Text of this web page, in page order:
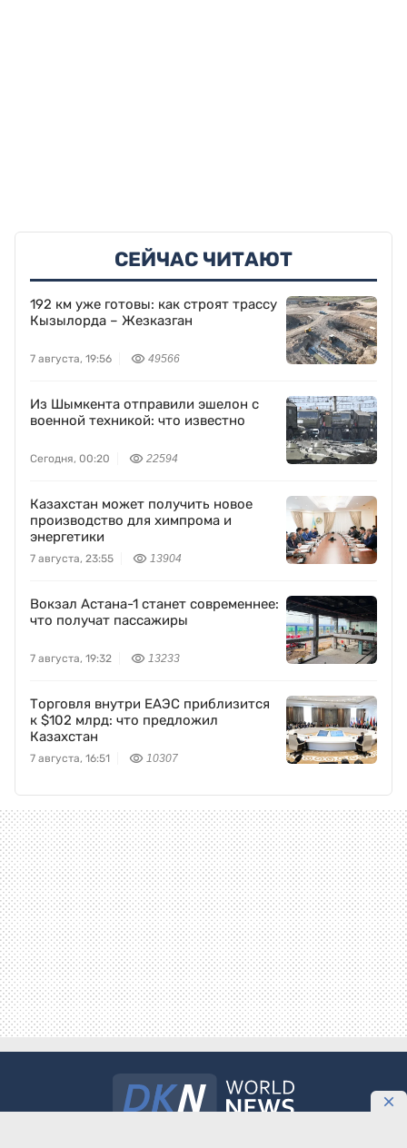
СЕЙЧАС ЧИТАЮТ
192 км уже готовы: как строят трассу
Кызылорда – Жезказган
7 августа, 19:56 49566
Из Шымкента отправили эшелон с
военной техникой: что известно
Сегодня, 00:20 22594
Казахстан может получить новое
производство для химпрома и
энергетики
7 августа, 23:55 13904
Вокзал Астана-1 станет современнее:
что получат пассажиры
7 августа, 19:32 13233
Торговля внутри ЕАЭС приблизится
к $102 млрд: что предложил
Казахстан
7 августа, 16:51 10307